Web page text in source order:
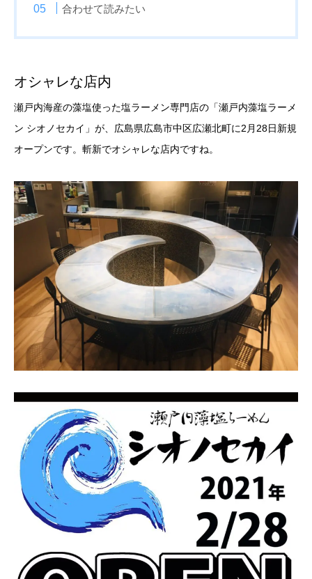
合わせて読みたい
オシャレな店内
瀬戸内海産の藻塩使った塩ラーメン専門店の「瀬戸内藻塩ラーメ
ン シオノセカイ」が、広島県広島市中区広瀬北町に2月28日新規
オープンです。斬新でオシャレな店内ですね。